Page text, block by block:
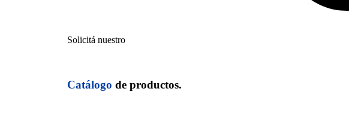
Solicitá nuestro
Catálogo de productos.